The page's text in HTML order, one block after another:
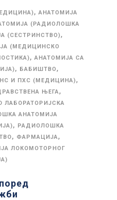
, АНАТОМИЈА
(РАДИОЛОШКА
(СЕСТРИНСТВО),
(МЕДИЦИНСКО
, АНАТОМИЈА СА
, БАБИШТВО,
И ПХС (МЕДИЦИНА),
ЊЕГА,
ЛАБОРАТОРИЈСКА
АНАТОМИЈА
, РАДИОЛОШКА
, ФАРМАЦИЈА,
ЛОКОМОТОРНОГ